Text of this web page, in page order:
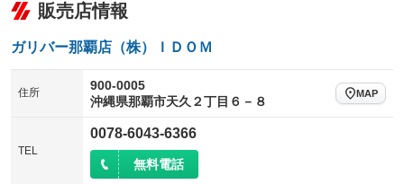
販売店情報
ガリバー那覇店（株）ＩＤＯＭ
住所
900-0005
沖縄県那覇市天久２丁目６－８
MAP
TEL
0078-6043-6366
無料電話